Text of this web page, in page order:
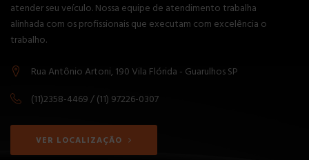
atender seu veículo. Nossa equipe de atendimento trabalha
alinhada com os profissionais que executam com excelência o
trabalho.
Rua Antônio Artoni, 190 Vila Flórida - Guarulhos SP
(11)2358-4469 / (11) 97226-0307
VER LOCALIZAÇÃO